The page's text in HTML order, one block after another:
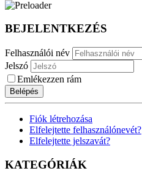
BEJELENTKEZÉS
Felhasználói név
Jelszó
Emlékezzen rám
Belépés
Fiók létrehozása
Elfelejtette felhasználónevét?
Elfelejtette jelszavát?
KATEGÓRIÁK